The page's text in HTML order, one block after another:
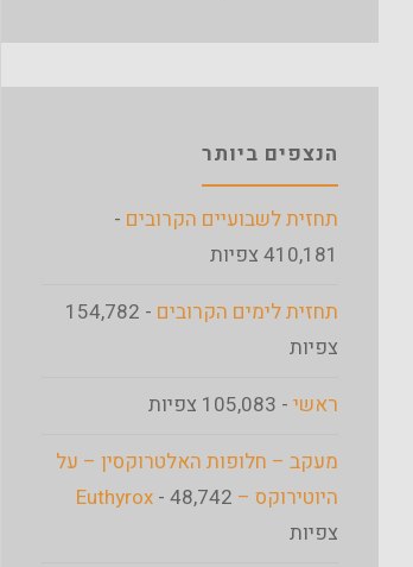
הנצפים ביותר
תחזית לשבועיים הקרובים -
410,181 צפיות
תחזית לימים הקרובים
- 154,782
צפיות
ראשי - 105,083 צפיות
מעקב – חלופות האלטרוקסין – על
היוטירוקס – Euthyrox - 48,742
צפיות